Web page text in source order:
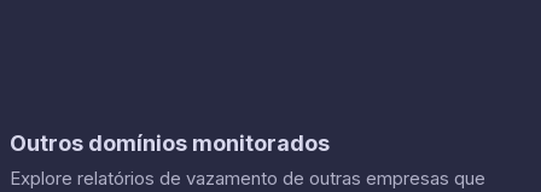
Outros domínios monitorados
Explore relatórios de vazamento de outras empresas que